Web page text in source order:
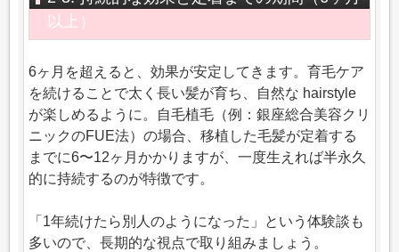
以上）
6ヶ月を超えると、効果が安定してきます。育毛ケア
を続けることで太く長い髪が育ち、自然な hairstyle
が楽しめるように。自毛植毛（例：銀座総合美容クリ
ニックのFUE法）の場合、移植した毛髪が定着する
までに6〜12ヶ月かかりますが、一度生えれば半永久
的に持続するのが特徴です。
「1年続けたら別人のようになった」という体験談も
多いので、長期的な視点で取り組みましょう。